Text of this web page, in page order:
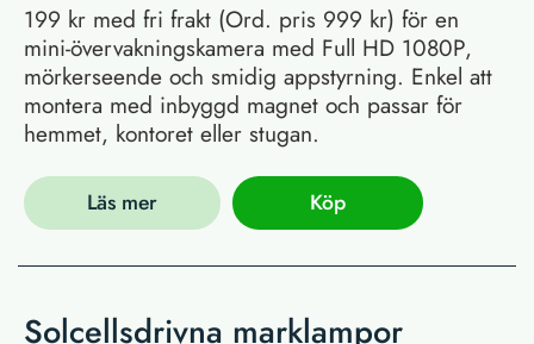
199 kr med fri frakt (Ord. pris 999 kr) för en
mini-övervakningskamera med Full HD 1080P,
mörkerseende och smidig appstyrning. Enkel att
montera med inbyggd magnet och passar för
hemmet, kontoret eller stugan.
Läs mer Köp
Solcellsdrivna marklampor